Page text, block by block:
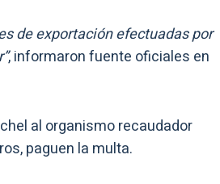
de exportación efectuadas por
, informaron fuente oficiales en
al organismo recaudador
paguen la multa.